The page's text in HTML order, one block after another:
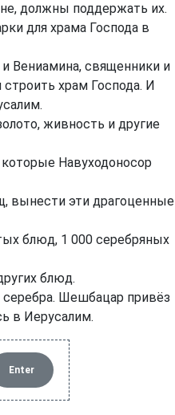
должны поддержать их.
для храма Господа в
Вениамина, священники и
храм Господа. И
живность и другие
Навуходоносор
вынести эти драгоценные
блюд, 1 000 серебряных
блюд.
Шешбацар привёз
в Иерусалим.
Enter